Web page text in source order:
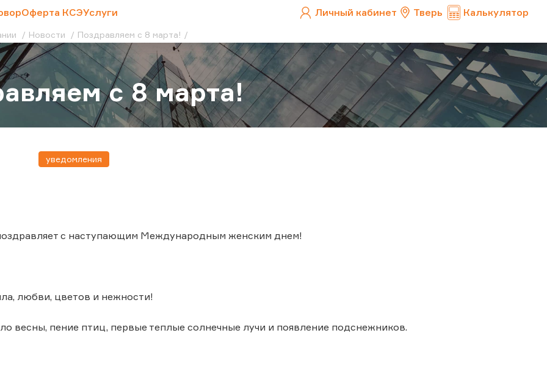
Оферта КСЭУслуги Личный кабинет Тверь Калькулятор
Новости Поздравляем с 8 марта!
с 8 марта!
уведомления
с наступающим Международным женским днем!
любви, цветов и нежности!
весны, пение птиц, первые теплые солнечные лучи и появление подснежников.